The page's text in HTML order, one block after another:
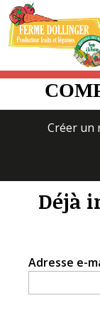
OngletsCréer un
Déjà
Adresse e-